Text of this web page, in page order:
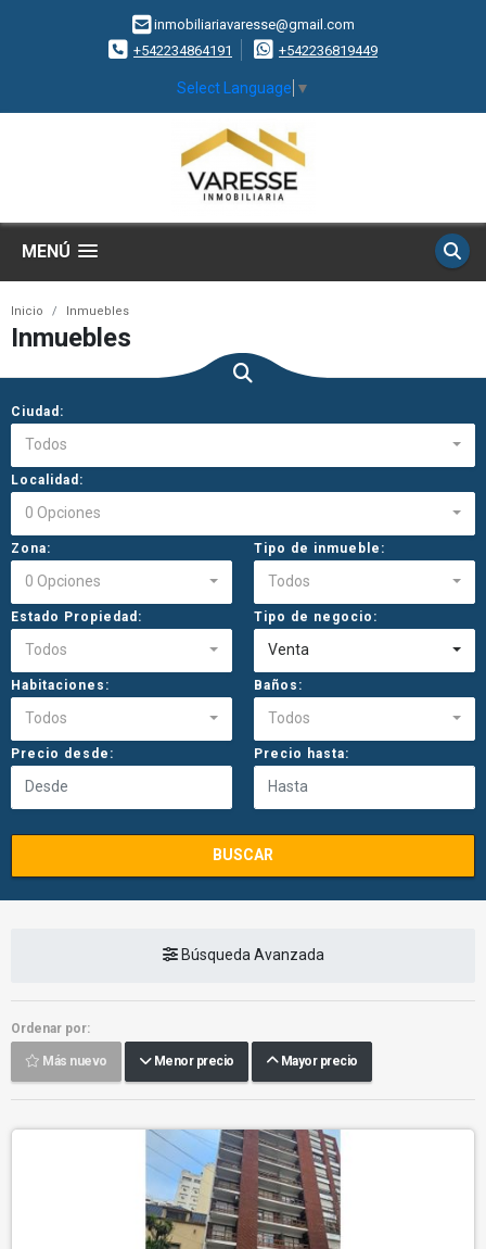
inmobiliariavaresse@gmail.com
+542234864191
+542236819449
Select Language ▼
MENÚ
Inicio Inmuebles
Inmuebles
Ciudad:
Todos
Localidad:
0 Opciones
Zona:
0 Opciones
Tipo de inmueble:
Todos
Estado Propiedad:
Todos
Tipo de negocio:
Venta
Habitaciones:
Todos
Baños:
Todos
Precio desde: Precio hasta:
BUSCAR
Búsqueda Avanzada
Ordenar por:
Más nuevo Menor precio Mayor precio